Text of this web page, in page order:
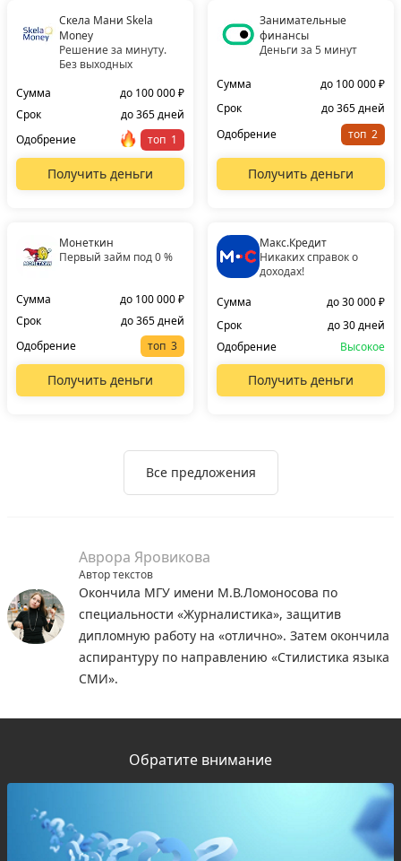
Скела Мани Skela
Money
Решение за минуту.
Без выходных
Сумма
до 100 000 ₽
Срок
до 365 дней
Одобрение
топ
Получить деньги
Занимательные
финансы
Деньги за 5 минут
Сумма
до 100 000 ₽
Срок
до 365 дней
Одобрение
топ
Получить деньги
Монеткин
Первый займ под 0 %
Сумма
до 100 000 ₽
Срок
до 365 дней
Одобрение
топ
Получить деньги
Макс.Кредит
Никаких справок о
доходах!
Сумма
до 30 000 ₽
Срок
до 30 дней
Одобрение
Высокое
Получить деньги
Все предложения
Аврора Яровикова
Автор текстов
Окончила МГУ имени М.В.Ломоносова по
специальности «Журналистика», защитив
дипломную работу на «отлично». Затем окончила
аспирантуру по направлению «Стилистика языка
СМИ».
Обратите внимание